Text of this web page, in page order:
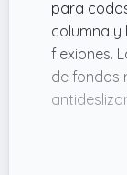
para
columna y
flexiones.
de fondos
tipo de